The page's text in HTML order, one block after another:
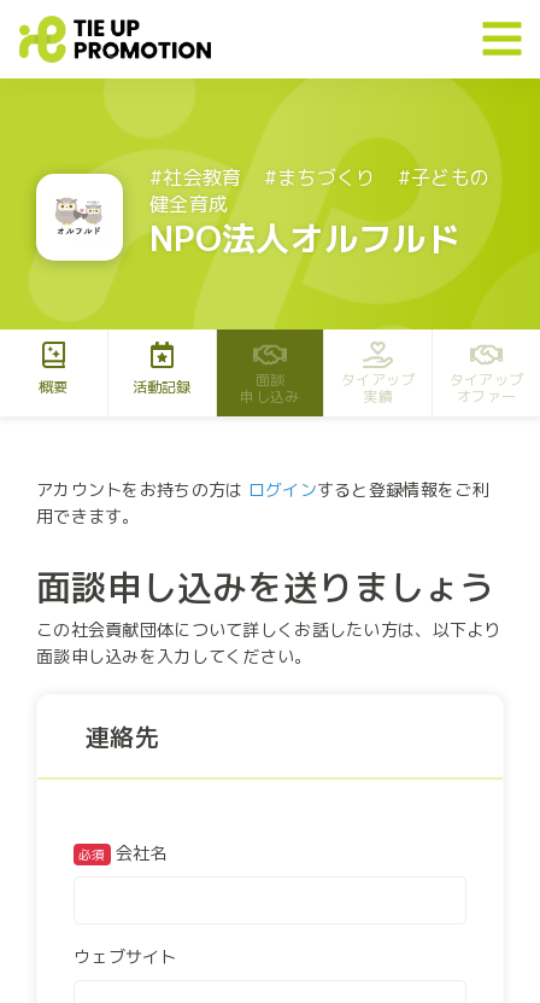
#社会教育 #まちづくり
#子どもの
健全育成
NPO法人オルフルド
概要 活動記録
面談
申し込み
タイアップ
実績
タイアップ
オファー
アカウントをお持ちの方は ログインすると登録情報をご利
用できます。
面談申し込みを送りましょう
この社会貢献団体について詳しくお話したい方は、以下より
面談申し込みを入力してください。
連絡先
必須 会社名
ウェブサイト